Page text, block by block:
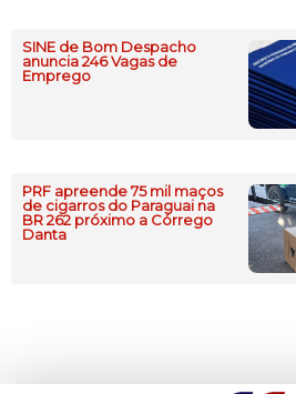
SINE de Bom Despacho
anuncia 246 Vagas de
Emprego
PRF apreende 75 mil maços
de cigarros do Paraguai na
BR 262 próximo a Córrego
Danta